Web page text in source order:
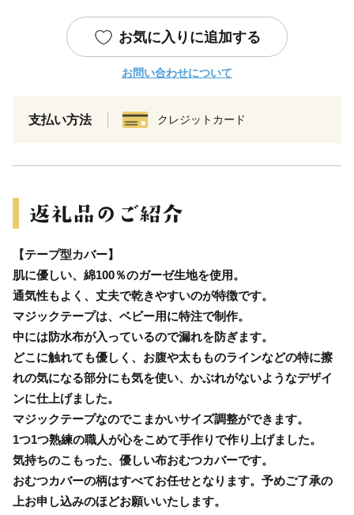
お気に入りに追加する
お問い合わせについて
支払い方法 クレジットカード
【テープ型カバー】
肌に優しい、綿100％のガーゼ生地を使用。
通気性もよく、丈夫で乾きやすいのが特徴です。
マジックテープは、ベビー用に特注で制作。
中には防水布が入っているので漏れを防ぎます。
どこに触れても優しく、お腹や太もものラインなどの特に擦
れの気になる部分にも気を使い、かぶれがないようなデザイ
ンに仕上げました。
マジックテープなのでこまかいサイズ調整ができます。
1つ1つ熟練の職人が心をこめて手作りで作り上げました。
気持ちのこもった、優しい布おむつカバーです。
おむつカバーの柄はすべてお任せとなります。予めご了承の
上お申し込みのほどお願いいたします。